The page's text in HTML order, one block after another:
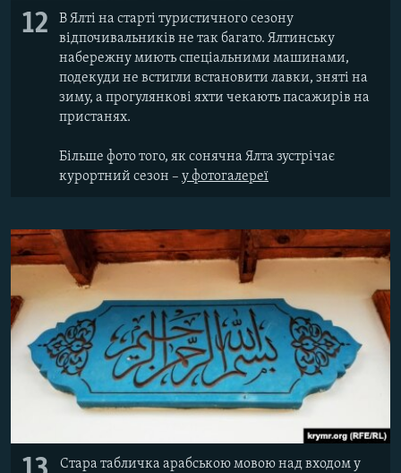
12
В Ялті на старті туристичного сезону
відпочивальників не так багато. Ялтинську
набережну миють спеціальними машинами,
подекуди не встигли встановити лавки, зняті на
зиму, а прогулянкові яхти чекають пасажирів на
пристанях.
Більше фото того, як сонячна Ялта зустрічає
курортний сезон – у фотогалереї​
Стара табличка арабською мовою над входом у